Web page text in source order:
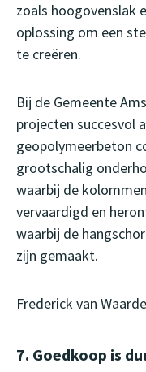
zoals hoogovenslak
oplossing om een
te creëren.
Bij de Gemeente
projecten succesvol
geopolymeerbeton
grootschalig
waarbij de
vervaardigd en
waarbij de
zijn gemaakt.
Frederick van
7. Goedkoop is